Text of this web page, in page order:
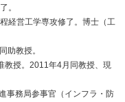
。
経営工学専攻修了。博士（工
助教授。
教授。2011年4月同教授、現
事務局参事官（インフラ・防